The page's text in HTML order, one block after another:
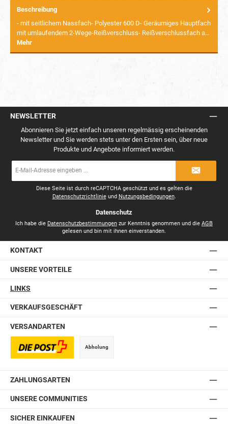
Beschreibung
- mit seitlichem Nassfach- Polyester 600 D- Geräumiges Hauptfach
mit umlaufendem 2-Wege-Reißverschluss- Reißverschlussfach a…
Mehr
NEWSLETTER
Abonnieren Sie jetzt einfach unseren regelmässig erscheinenden
Newsletter und Sie werden stets unter den Ersten sein, über neue
Produkte und Angebote informiert werden.
Mail-
Diese Seite ist durch reCAPTCHA geschützt und es gelten die
Datenschutzrichtlinieund Nutzungsbedingungen.
Datenschutz
Ich habe die Datenschutzbestimmungen zur Kenntnis genommen und die AGB
gelesen und bin mit ihnen einverstanden.
KONTAKT
UNSERE VORTEILE
LINKS
VERKAUFSGESCHÄFT
VERSANDARTEN
Abholung
ZAHLUNGSARTEN
UNSERE COMMUNITIES
SICHER EINKAUFEN